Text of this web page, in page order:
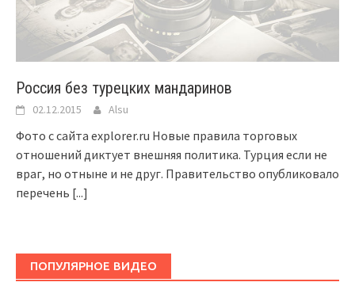
Россия без турецких мандаринов
02.12.2015 Alsu
Фото с сайта explorer.ru Новые правила торговых
отношений диктует внешняя политика. Турция если не
враг, но отныне и не друг. Правительство опубликовало
перечень [...]
ПОПУЛЯРНОЕ ВИДЕО